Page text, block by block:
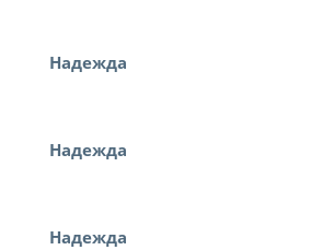
Надежда
Надежда
Надежда